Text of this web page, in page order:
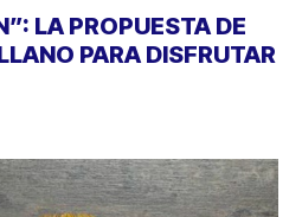
LA PROPUESTA DE
PARA DISFRUTAR